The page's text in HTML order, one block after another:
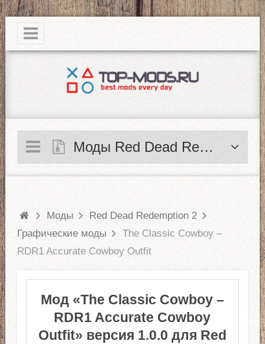
|
Моды Red Dead Redemption 2
Моды
Red Dead Redemption 2
Графические моды
The Classic Cowboy –
RDR1 Accurate Cowboy Outfit
Мод «The Classic Cowboy –
RDR1 Accurate Cowboy
Outfit» версия 1.0.0 для Red